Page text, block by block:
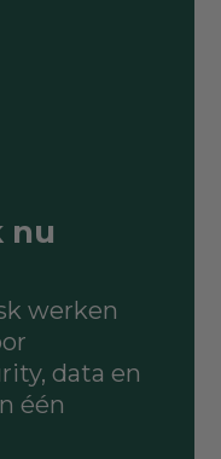
nu
werken
data en
één